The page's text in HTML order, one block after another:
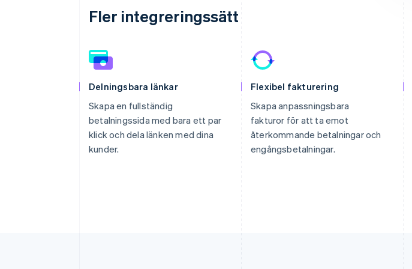
Fler integreringssätt
Delningsbara länkar
Skapa en fullständig
betalningssida med bara ett par
klick och dela länken med dina
kunder.
Flexibel fakturering
Skapa anpassningsbara
fakturor för att ta emot
återkommande betalningar och
engångsbetalningar.